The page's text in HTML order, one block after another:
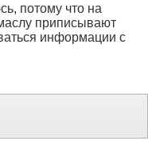
потому что на
приписывают
информации с